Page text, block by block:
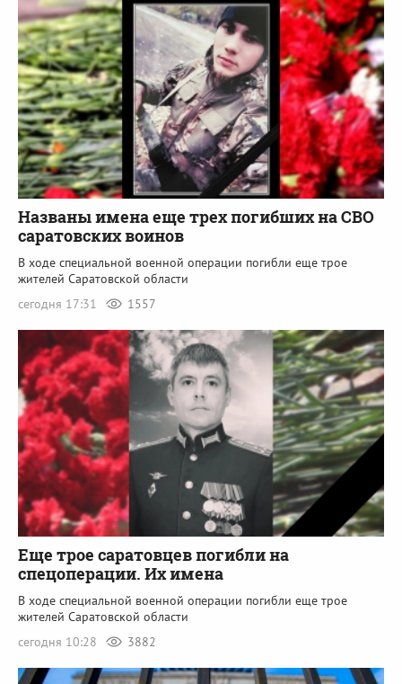
Названы имена еще трех погибших на СВО
саратовских воинов
В ходе специальной военной операции погибли еще трое
жителей Саратовской области
сегодня 17:31
1557
Еще трое саратовцев погибли на
спецоперации. Их имена
В ходе специальной военной операции погибли еще трое
жителей Саратовской области
сегодня 10:28
3882